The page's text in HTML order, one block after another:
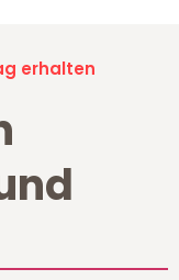
erhalten